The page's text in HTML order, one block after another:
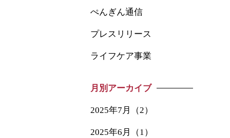
ぺんぎん通信
プレスリリース
ライフケア事業
月別アーカイブ
2025年7月（2）
2025年6月（1）